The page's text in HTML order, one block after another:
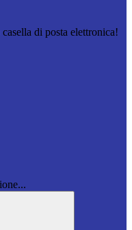
di posta elettronica!